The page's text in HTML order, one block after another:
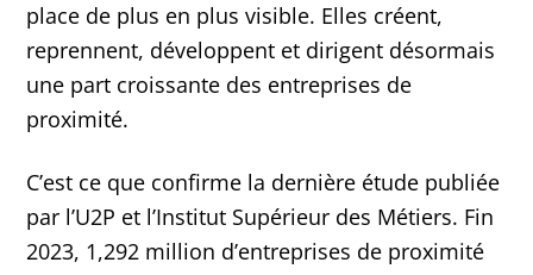
place de plus en plus visible. Elles créent,
reprennent, développent et dirigent désormais
une part croissante des entreprises de
proximité.
C’est ce que confirme la dernière étude publiée
par l’U2P et l’Institut Supérieur des Métiers. Fin
2023, 1,292 million d’entreprises de proximité